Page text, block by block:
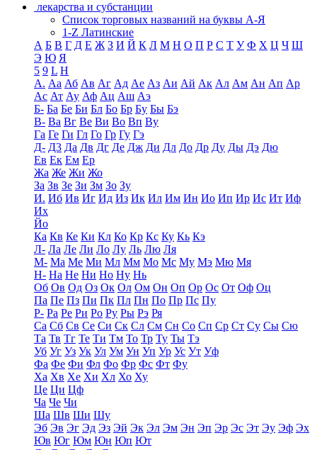
лекарства и субстанции
Список торговых названий на буквы А-Я
1-Z Латинские
А Б В Г Д Е Ж З И Й К Л М Н О П Р С Т У Ф Х Ц Ч Ш
Э Ю Я
5 9 L H
А. Аа Аб Ав Аг Ад Ае Аз Аи Ай Ак Ал Ам Ан Ап Ар
Ас Ат Ау Аф Ац Аш Аэ
Б- Ба Бе Би Бл Бо Бр Бу Бы Бэ
В- Ва Вг Ве Ви Во Вп Ву
Га Ге Ги Гл Го Гр Гу Гэ
Д- Д3 Да Дв Дг Де Дж Ди Дл До Др Ду Ды Дэ Дю
Ев Ек Ем Ер
Жа Же Жи Жо
За Зв Зе Зи Зм Зо Зу
И. Иб Ив Иг Ид Из Ик Ил Им Ин Ио Ип Ир Ис Ит Иф
Их
Йо
Ка Кв Ке Ки Кл Ко Кр Кс Ку Кь Кэ
Л- Ла Ле Ли Ло Лу Ль Лю Ля
М- Ма Ме Ми Мл Мм Мо Мс Му Мэ Мю Мя
Н- На Не Ни Но Ну Нь
Об Ов Од Оз Ок Ол Ом Он Оп Ор Ос От Оф Оц
Па Пе Пз Пи Пк Пл Пн По Пр Пс Пу
Р- Ра Ре Ри Ро Ру Ры Рэ Ря
Са Сб Св Се Си Ск Сл См Сн Со Сп Ср Ст Су Сы Сю
Та Тв Тг Те Ти Тм То Тр Ту Ты Тэ
Уб Уг Уз Ук Ул Ум Ун Уп Ур Ус Ут Уф
Фа Фе Фи Фл Фо Фр Фс Фт Фу
Ха Хв Хе Хи Хл Хо Ху
Це Ци Цф
Ча Че Чи
Ша Шв Ши Шу
Эб Эв Эг Эд Эз Эй Эк Эл Эм Эн Эп Эр Эс Эт Эу Эф Эх
Юв Юг Юм Юн Юп Ют